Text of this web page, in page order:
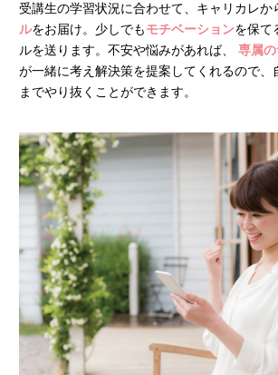
受講生の学習状況に合わせて、キャリカレか
ルをお届け。少しでもモチベーションを保て
ルを送ります。不安や悩みがあれば、 専属
が一緒に考え解決策を提案してくれるので、
までやり抜くことができます。